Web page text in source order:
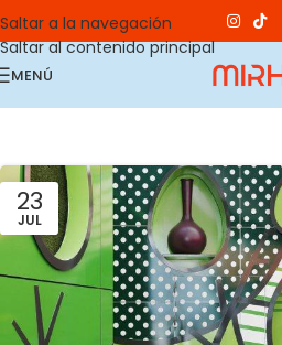
Saltar a la navegación
Saltar al contenido principal
MENÚ
23
JUL